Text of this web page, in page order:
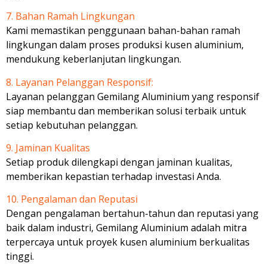
7. Bahan Ramah Lingkungan
Kami memastikan penggunaan bahan-bahan ramah
lingkungan dalam proses produksi kusen aluminium,
mendukung keberlanjutan lingkungan.
8. Layanan Pelanggan Responsif:
Layanan pelanggan Gemilang Aluminium yang responsif
siap membantu dan memberikan solusi terbaik untuk
setiap kebutuhan pelanggan.
9. Jaminan Kualitas
Setiap produk dilengkapi dengan jaminan kualitas,
memberikan kepastian terhadap investasi Anda.
10. Pengalaman dan Reputasi
Dengan pengalaman bertahun-tahun dan reputasi yang
baik dalam industri, Gemilang Aluminium adalah mitra
terpercaya untuk proyek kusen aluminium berkualitas
tinggi.